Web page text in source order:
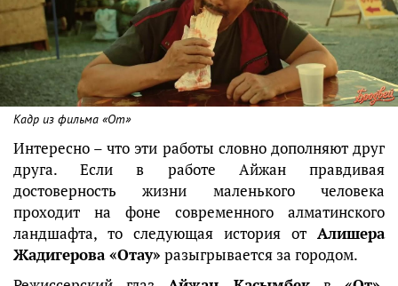
Кадр из фильма «От»
Интересно – что эти работы словно дополняют друг
друга. Если в работе Айжан правдивая
достоверность жизни маленького человека
проходит на фоне современного алматинского
ландшафта, то следующая история от Алишера
Жадигерова «Отау» разыгрывается за городом.